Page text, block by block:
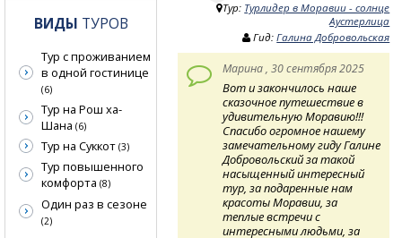
Тур: Турлидер в Моравии - солнце
Аустерлица
Гид:Галина Добровольская
Марина , 30 сентября 2025
Вот и закончилось наше
сказочное путешествие в
удивительную Моравию!!!
Спасибо огромное нашему
замечательному гиду Галине
Добровольский за такой
насыщенный интересный
тур, за подаренные нам
красоты Моравии, за
теплые встречи с
интересными людьми, за
ВИДЫ ТУРОВ
Тур с проживанием
в одной гостинице
(6)
Тур на Рош ха-
Шана (6)
Тур на Суккот (3)
Тур повышенного
комфорта (8)
Один раз в сезоне
(2)